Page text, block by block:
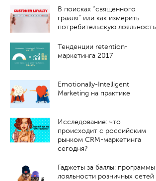
В поисках “священного
грааля” или как измерить
потребительскую лояльность
Тенденции retention-
маркетинга 2017
Emotionally-Intelligent
Marketing на практике
Исследование: что
происходит с российским
рынком CRM-маркетинга
сегодня?
Гаджеты за баллы: программы
лояльности розничных сетей